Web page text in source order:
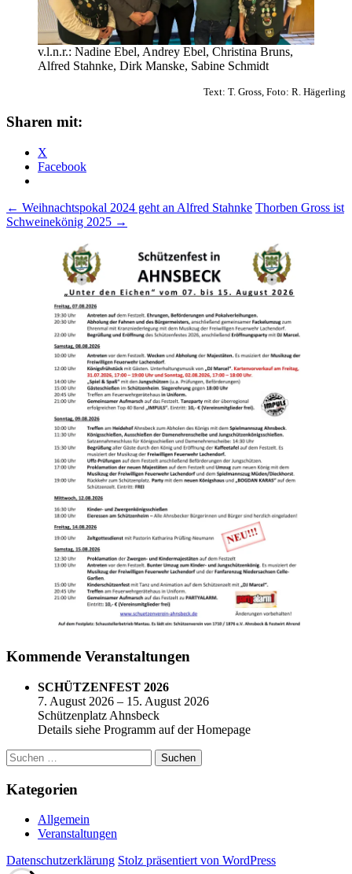
v.l.n.r.: Nadine Ebel, Andrey Ebel, Christina Bruns,
Alfred Stahnke, Dirk Manske, Sabine Schmidt
Text: T. Gross, Foto: R. Hägerling
Sharen mit:
X
Facebook
Beitragsnavigation
← Weihnachtspokal 2024 geht an Alfred Stahnke Thorben Gross ist
Schweinekönig 2025 →
Kommende Veranstaltungen
SCHÜTZENFEST 2026
7. August 2026 – 15. August 2026
Schützenplatz Ahnsbeck
Details siehe Programm auf der Homepage
Suchen
nach:
Kategorien
Allgemein
Veranstaltungen
Datenschutzerklärung Stolz präsentiert von WordPress